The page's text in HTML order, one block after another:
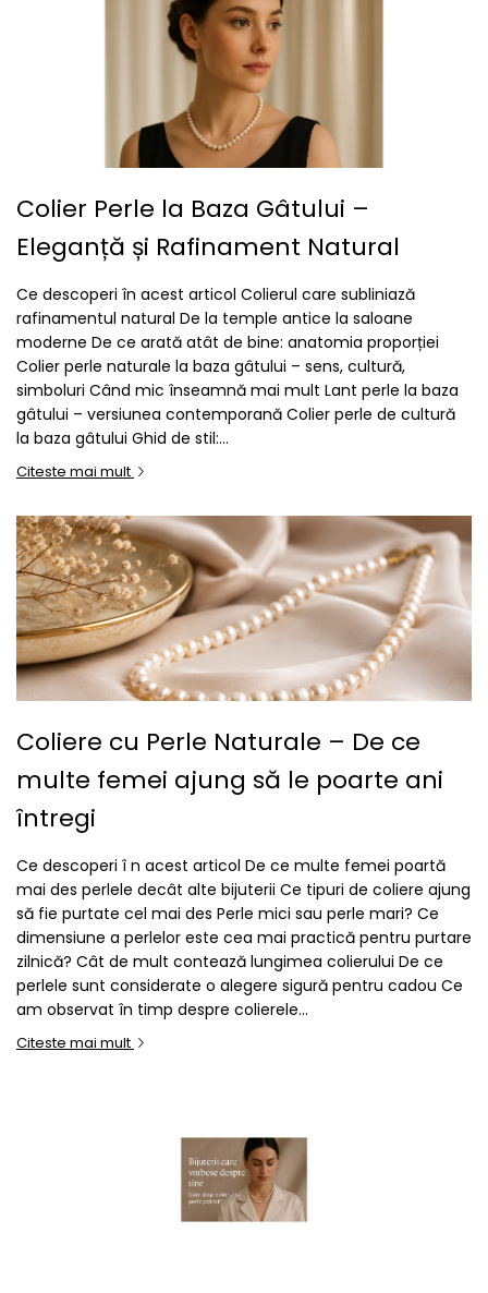
Colier Perle la Baza Gâtului –
Eleganță și Rafinament Natural
Ce descoperi în acest articol Colierul care subliniază
rafinamentul natural De la temple antice la saloane
moderne De ce arată atât de bine: anatomia proporției
Colier perle naturale la baza gâtului – sens, cultură,
simboluri Când mic înseamnă mai mult Lant perle la baza
gâtului – versiunea contemporană Colier perle de cultură
la baza gâtului Ghid de stil:...
Citeste mai mult
Coliere cu Perle Naturale – De ce
multe femei ajung să le poarte ani
întregi
Ce descoperi î n acest articol De ce multe femei poartă
mai des perlele decât alte bijuterii Ce tipuri de coliere ajung
să fie purtate cel mai des Perle mici sau perle mari? Ce
dimensiune a perlelor este cea mai practică pentru purtare
zilnică? Cât de mult contează lungimea colierului De ce
perlele sunt considerate o alegere sigură pentru cadou Ce
am observat în timp despre colierele...
Citeste mai mult